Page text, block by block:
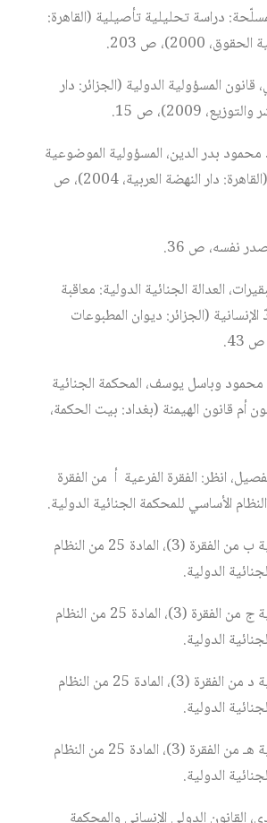
دراسة تحليلية تأصيلية (القاهرة:
2000)، ص 203.
قانون المسؤولية الدولية (الجزائر: دار
2009)، ص 15.
بدر الدين، المسؤولية الموضوعية
في القانون الدولي (القاهرة: دار النهضة العربية، 2004)، ص
نفسه، ص 36.
العدالة الجنائية الدولية: معاقبة
(الجزائر: ديوان المطبوعات
وباسل يوسف، المحكمة الجنائية
أم قانون الهيمنة (بغداد: بيت الحكمة،
انظر: الفقرة الفرعية أ من الفقرة
الفقرة الفرعية ب من الفقرة (3)، المادة 25 من النظام
الدولية.
الفقرة الفرعية ج من الفقرة (3)، المادة 25 من النظام
الدولية.
الفقرة الفرعية د من الفقرة (3)، المادة 25 من النظام
الدولية.
الفقرة الفرعية هـ من الفقرة (3)، المادة 25 من النظام
الدولية.